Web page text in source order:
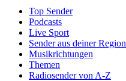
Top Sender
Podcasts
Live Sport
Sender aus deiner Region
Musikrichtungen
Themen
Radiosender von A-Z